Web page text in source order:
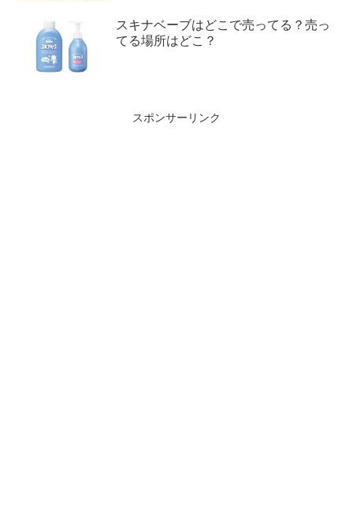
スキナベーブはどこで売ってる？売っ
てる場所はどこ？
スポンサーリンク